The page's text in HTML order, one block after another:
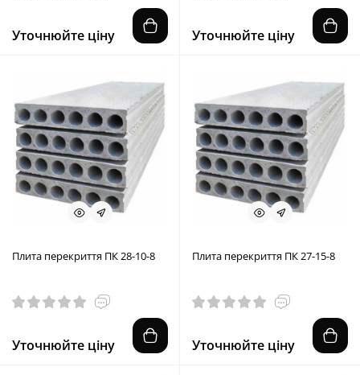
Уточнюйте ціну Уточнюйте ціну
Плита перекриття ПК 28-10-8
Уточнюйте ціну
Плита перекриття ПК 27-15-8
Уточнюйте ціну